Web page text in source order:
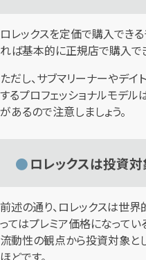
ロレックスを定価で購入でき
れば基本的に正規店で購入で
ただし、サブマリーナーやデイ
するプロフェッショナルモデ
があるので注意しましょう。
ロレックスは投資
前述の通り、ロレックスは世
ってはプレミア価格になってい
流動性の観点から投資対象と
ほどです。